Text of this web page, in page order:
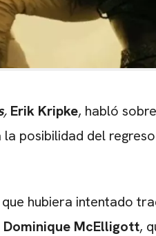
, Erik Kripke, habló
posibilidad del
hubiera intentado
Dominique McElligott,